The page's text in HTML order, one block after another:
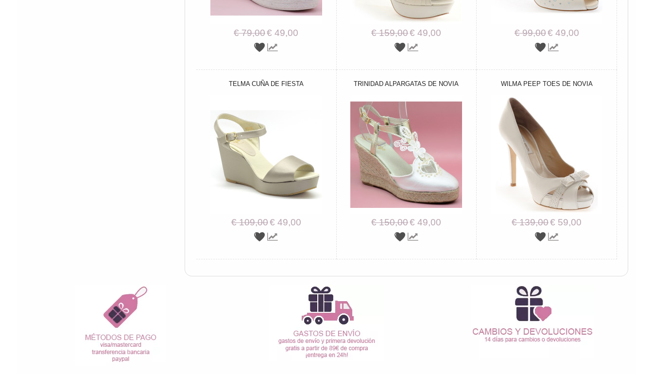
€ 79,00€ 49,00 € 159,00€ 49,00 € 99,00€ 49,00
TELMA CUÑA DE FIESTA
€ 109,00€ 49,00
TRINIDAD ALPARGATAS DE NOVIA
€ 150,00€ 49,00
WILMA PEEP TOES DE NOVIA
€ 139,00€ 59,00